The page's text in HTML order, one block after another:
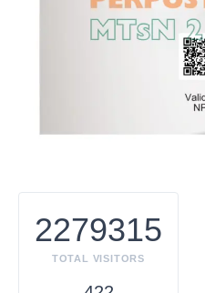
2279315
TOTAL VISITORS